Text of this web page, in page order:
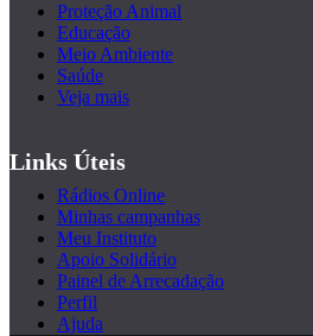
Proteção Animal
Educação
Meio Ambiente
Saúde
Veja mais
Links Úteis
Rádios Online
Minhas campanhas
Meu Instituto
Apoio Solidário
Painel de Arrecadação
Perfil
Ajuda